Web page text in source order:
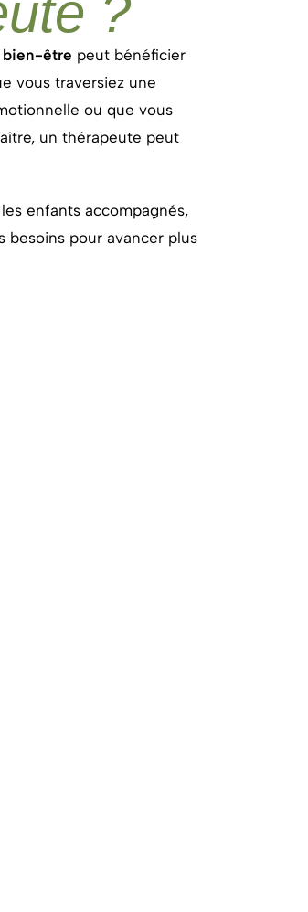
?
bien-être peut bénéficier
vous traversiez une
ou que vous
un thérapeute peut
enfants accompagnés,
besoins pour avancer plus